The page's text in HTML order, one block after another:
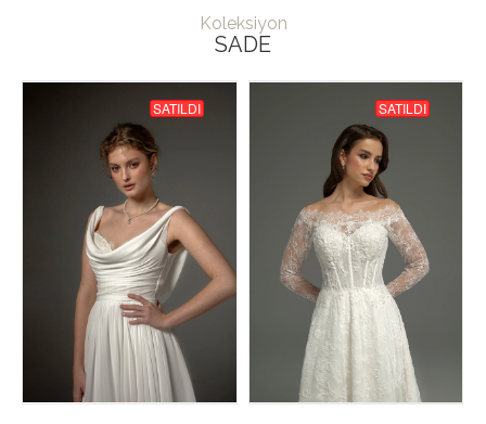
Koleksiyon
SADE
SATILDI SATILDI